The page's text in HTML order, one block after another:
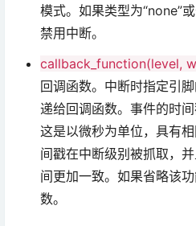
模式。如果类型为“none”
禁用中断。
callback_function(level,
回调函数。中断时指定引
递给回调函数。事件的时
这是以微秒为单位，具有
间戳在中断级别被抓取，
间更加一致。如果省略该
数。